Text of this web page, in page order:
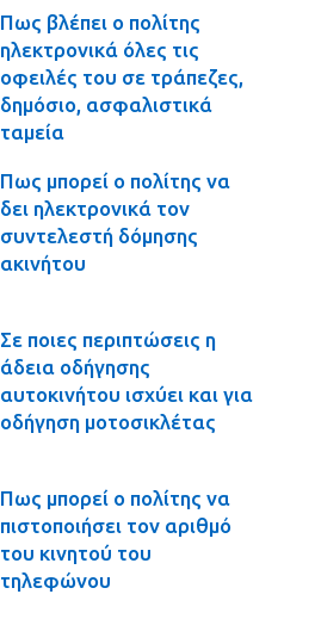
Πως βλέπει ο πολίτης
ηλεκτρονικά όλες τις
οφειλές του σε τράπεζες,
δημόσιο, ασφαλιστικά
ταμεία
Πως μπορεί ο πολίτης να
δει ηλεκτρονικά τον
συντελεστή δόμησης
ακινήτου
Σε ποιες περιπτώσεις η
άδεια οδήγησης
αυτοκινήτου ισχύει και για
οδήγηση μοτοσικλέτας
Πως μπορεί ο πολίτης να
πιστοποιήσει τον αριθμό
του κινητού του
τηλεφώνου